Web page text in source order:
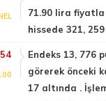
71.90 lira
hissede 321,
Endeks 13, 776
görerek önceki
17 altında .